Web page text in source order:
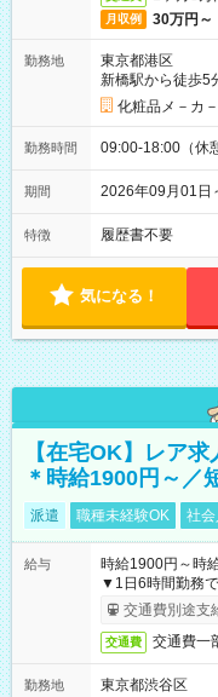
月収例 30万円～
勤務地
東京都港区
新橋駅から徒歩5
化粧品メ－カ－
勤務時間 09:00-18:00（休
期間 2026年09月01
特徴 履歴書不要
気になる！
【在宅OK】レア
＊時給1900円～／
派遣 職種未経験OK 社
給与
時給1900円～
▼1日6時間勤務
交通費別途支
交通費 交通費一
勤務地
東京都渋谷区